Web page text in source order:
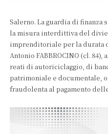
Salerno. La guardia di finanza
la misura interdittiva del
imprenditoriale per la durata
Antonio FABBROCINO (cl.
reati di autoriciclaggio, di
patrimoniale e documentale,
fraudolenta al pagamento